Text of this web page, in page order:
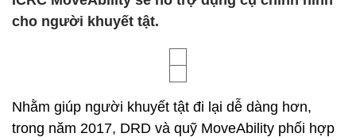
cho người khuyết tật.
Nhằm giúp người khuyết tật đi lại dễ dàng hơn,
trong năm 2017, DRD và quỹ MoveAbility phối hợp